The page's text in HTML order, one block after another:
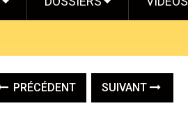
PRÉCÉDENT SUIVANT